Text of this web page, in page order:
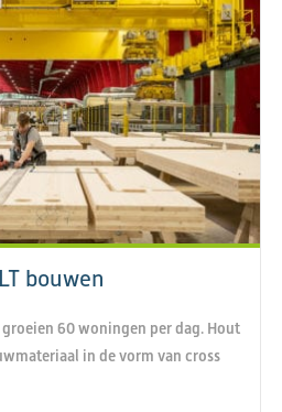
bouwen
groeien 60 woningen per dag. Hout
in de vorm van cross